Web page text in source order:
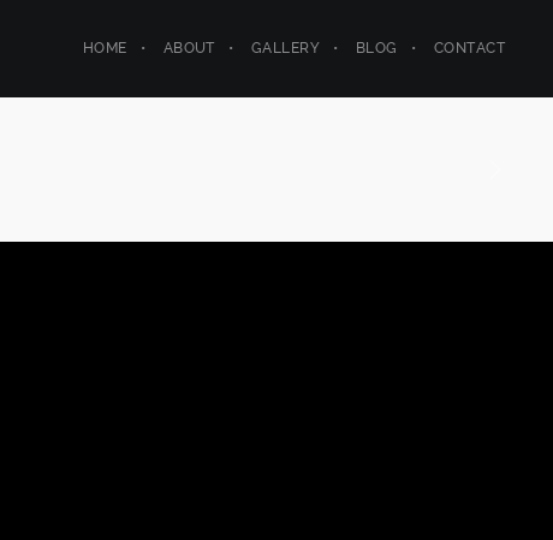
HOME ABOUT GALLERY BLOG CONTACT